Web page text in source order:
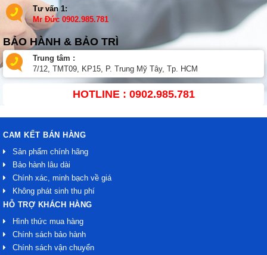
Tư vấn 1:
Mr Đức 0902.985.781
BẢO HÀNH & BẢO TRÌ
Trung tâm :
7/12, TMT09, KP15, P. Trung Mỹ Tây, Tp. HCM
HOTLINE : 0902.985.781
CAM KẾT BÁN HÀNG
Sản phẩm chính hãng
Bảo hành lâu dài
Chính xác, minh bạch về giá
Không phát sinh thu phí
HỖ TRỢ KHÁCH HÀNG
Hình thức mua hàng
Chính sách bảo hành
Chính sách vận chuyển